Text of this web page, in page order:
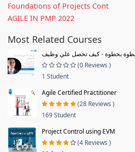
Foundations of Projects Cont
AGILE IN PMP 2022
Most Related Courses
(0 Reviews )
1 Student
Agile Certified Practitioner
(28 Reviews )
169 Student
Project Control using EVM
(4 Reviews )